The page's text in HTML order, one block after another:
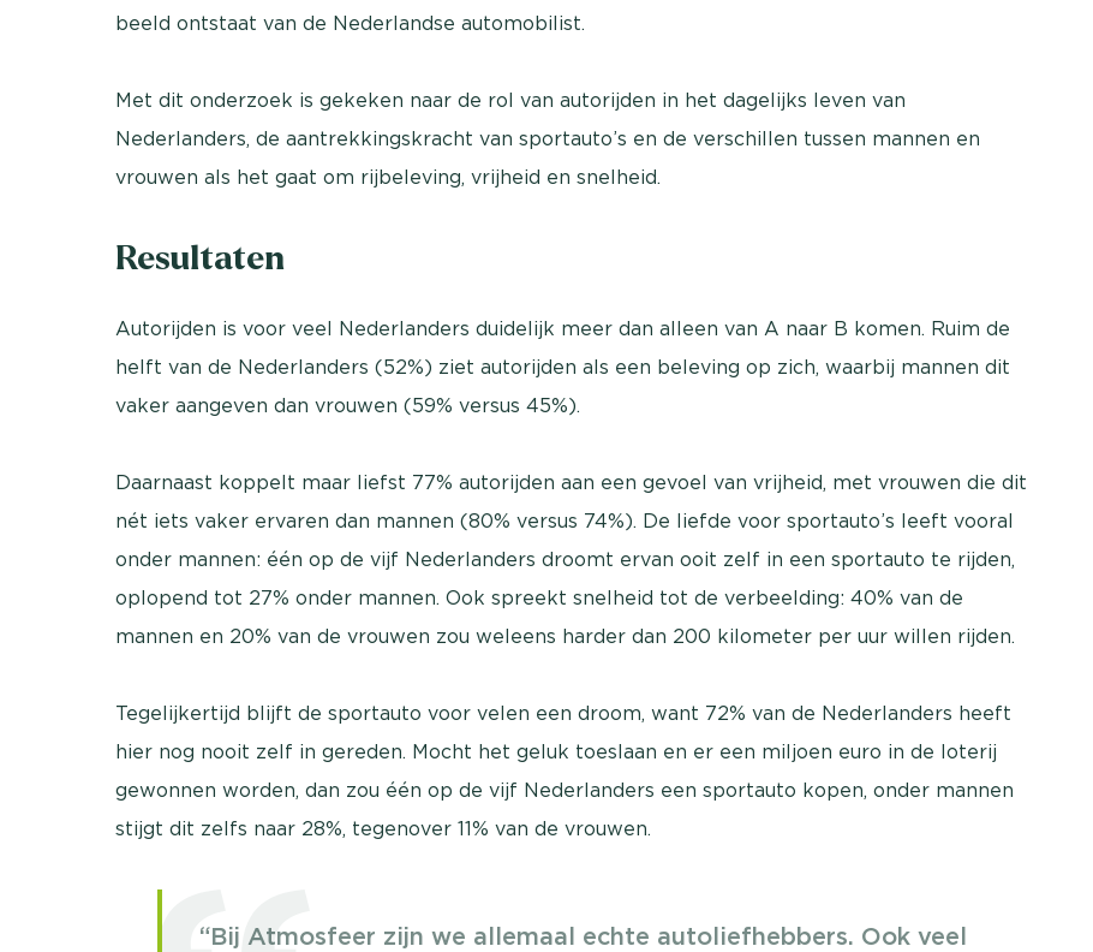
beeld ontstaat van de Nederlandse automobilist.
Met dit onderzoek is gekeken naar de rol van autorijden in het dagelijks leven van
Nederlanders, de aantrekkingskracht van sportauto’s en de verschillen tussen mannen en
vrouwen als het gaat om rijbeleving, vrijheid en snelheid.
Resultaten
Autorijden is voor veel Nederlanders duidelijk meer dan alleen van A naar B komen. Ruim de
helft van de Nederlanders (52%) ziet autorijden als een beleving op zich, waarbij mannen dit
vaker aangeven dan vrouwen (59% versus 45%).
Daarnaast koppelt maar liefst 77% autorijden aan een gevoel van vrijheid, met vrouwen die dit
nét iets vaker ervaren dan mannen (80% versus 74%). De liefde voor sportauto’s leeft vooral
onder mannen: één op de vijf Nederlanders droomt ervan ooit zelf in een sportauto te rijden,
oplopend tot 27% onder mannen. Ook spreekt snelheid tot de verbeelding: 40% van de
mannen en 20% van de vrouwen zou weleens harder dan 200 kilometer per uur willen rijden.
Tegelijkertijd blijft de sportauto voor velen een droom, want 72% van de Nederlanders heeft
hier nog nooit zelf in gereden. Mocht het geluk toeslaan en er een miljoen euro in de loterij
gewonnen worden, dan zou één op de vijf Nederlanders een sportauto kopen, onder mannen
stijgt dit zelfs naar 28%, tegenover 11% van de vrouwen.
“Bij Atmosfeer zijn we allemaal echte autoliefhebbers. Ook veel